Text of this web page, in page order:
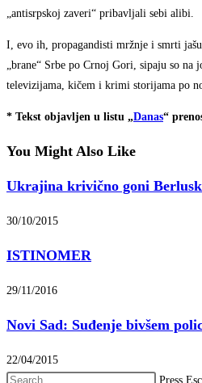
„antisrpskoj zaveri“ pribavljali sebi alibi.
I, evo ih, propagandisti mržnje i smrti
„brane“ Srbe po Crnoj Gori, sipaju so
televizijama, kičem i krimi storijama po
* Tekst objavljen u listu „Danas“
You Might Also Like
Ukrajina krivično goni
30/10/2015
ISTINOMER
29/11/2016
Novi Sad: Suđenje bivšem
22/04/2015
Press